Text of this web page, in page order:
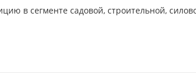
в сегменте садовой, строительной,